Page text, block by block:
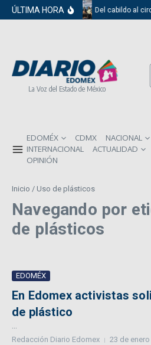
Saltar al contenido
ÚLTIMA HORA Del cabildo al
La Voz del Estado de México
EDOMÉX CDMX
NACIONAL
INTERNACIONAL
ACTUALIDAD
OPINIÓN
Inicio / Uso de plásticos
Navegando por
de plásticos
EDOMÉX
En Edomex activistas
de plástico
...
Redacción Diario Edomex 23 de